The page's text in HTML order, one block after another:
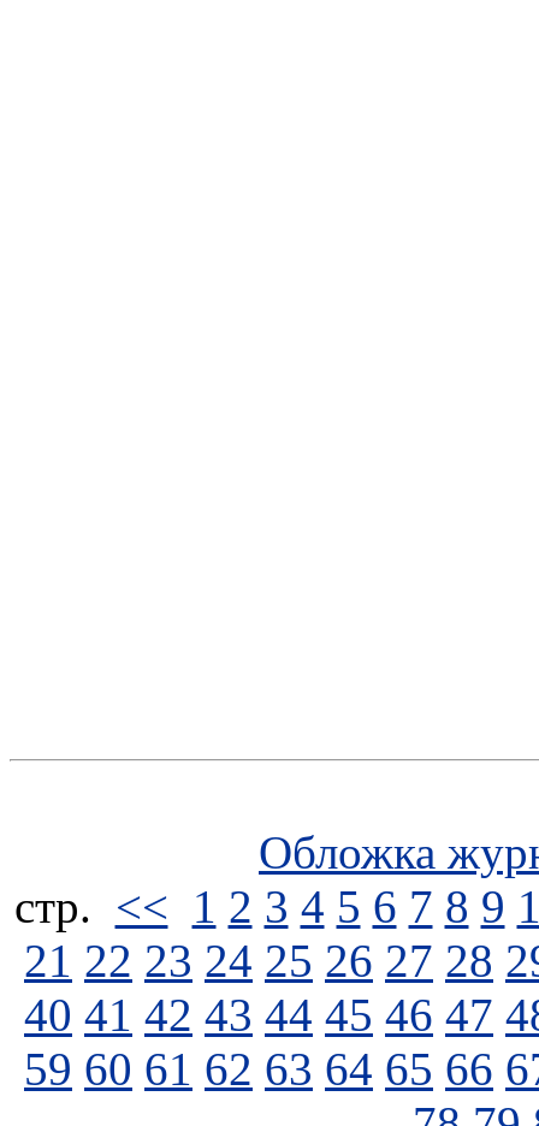
Обложка
стp. << 1 2 3 4 5 6 7 8 9
21 22 23 24 25 26 27 28
40 41 42 43 44 45 46 47
59 60 61 62 63 64 65 66